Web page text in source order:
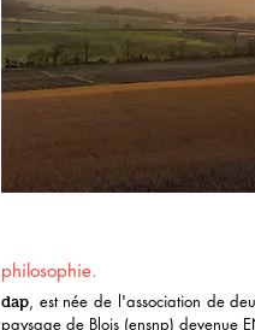
philosophie.
dap, est née de l'association de
paysage de Blois (ensnp) devenue